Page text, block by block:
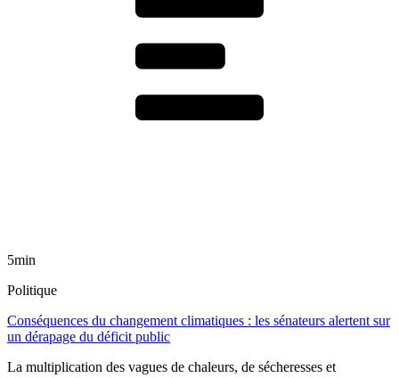
5min
Politique
Conséquences du changement climatiques : les sénateurs alertent sur
un dérapage du déficit public
La multiplication des vagues de chaleurs, de sécheresses et